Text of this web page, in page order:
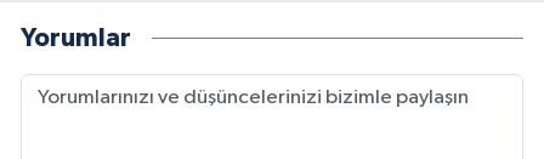
Yorumlar